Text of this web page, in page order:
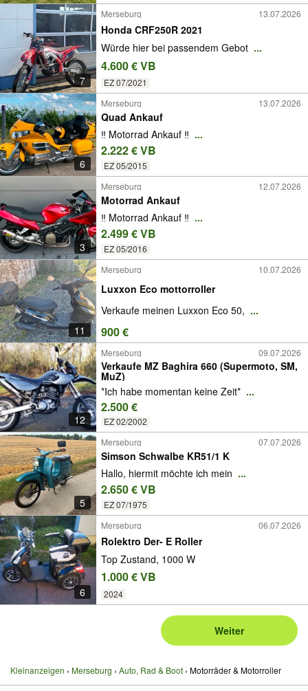
7
Merseburg 13.07.2026
Honda CRF250R 2021
Würde hier bei passendem Gebot ...
4.600 € VB
EZ 07/2021
6
Merseburg 13.07.2026
Quad Ankauf
‼️ Motorrad Ankauf ‼️ ...
2.222 € VB
EZ 05/2015
3
Merseburg 12.07.2026
Motorrad Ankauf
‼️ Motorrad Ankauf ‼️ ...
2.499 € VB
EZ 05/2016
11
Merseburg 10.07.2026
Luxxon Eco mottorroller
Verkaufe meinen Luxxon Eco 50, ...
900 €
12
Merseburg 09.07.2026
Verkaufe MZ Baghira 660 (Supermoto, SM,
MuZ)
*Ich habe momentan keine Zeit* ...
2.500 €
EZ 02/2002
5
Merseburg 07.07.2026
Simson Schwalbe KR51/1 K
Hallo, hiermit möchte ich mein ...
2.650 € VB
EZ 07/1975
6
Merseburg 06.07.2026
Rolektro Der- E Roller
Top Zustand, 1000 W
1.000 € VB
2024
Weiter
Kleinanzeigen Merseburg Auto, Rad & Boot Motorräder & Motorroller